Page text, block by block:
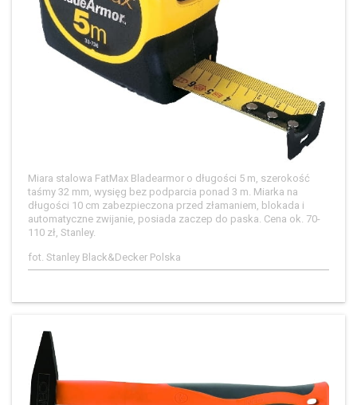
Miara stalowa FatMax Bladearmor o długości 5 m, szerokość
taśmy 32 mm, wysięg bez podparcia ponad 3 m. Miarka na
długości 10 cm zabezpieczona przed złamaniem, blokada i
automatyczne zwijanie, posiada zaczep do paska. Cena ok. 70-
110 zł, Stanley.
fot. Stanley Black&Decker Polska